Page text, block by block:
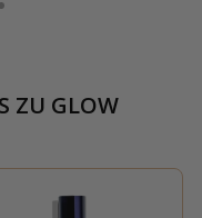
ZU GLOW